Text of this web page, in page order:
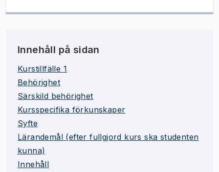
Innehåll på sidan
Kurstillfälle 1
Behörighet
Särskild behörighet
Kursspecifika förkunskaper
Syfte
Lärandemål (efter fullgjord kurs ska studenten
kunna)
Innehåll